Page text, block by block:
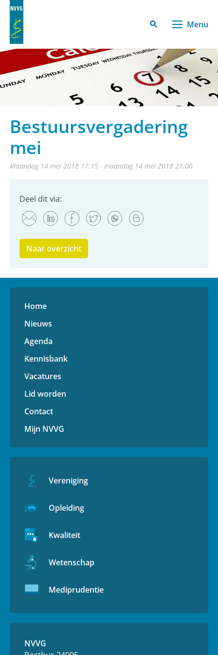
Menu
Bestuursvergadering
mei
maandag 14 mei 2018 17:15 - maandag 14 mei 2018 21:00
Deel dit via:
Naar overzicht
Home
Nieuws
Agenda
Kennisbank
Vacatures
Lid worden
Contact
Mijn NVVG
Vereniging
Opleiding
Kwaliteit
Wetenschap
Mediprudentie
NVVG